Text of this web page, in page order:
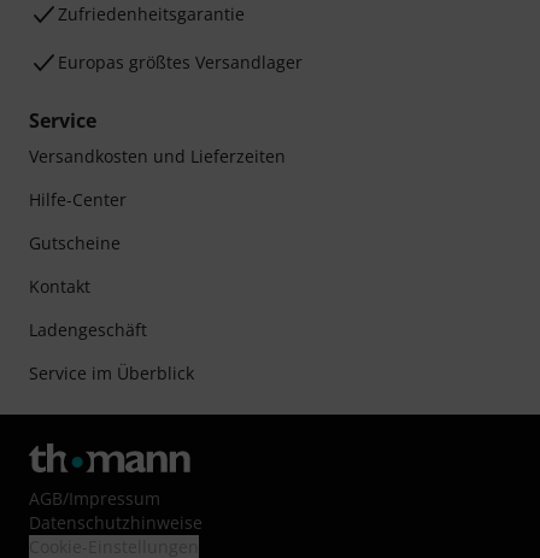
Zufriedenheitsgarantie
Europas größtes Versandlager
Service
Versandkosten und Lieferzeiten
Hilfe-Center
Gutscheine
Kontakt
Ladengeschäft
Service im Überblick
AGB/Impressum
Datenschutzhinweise